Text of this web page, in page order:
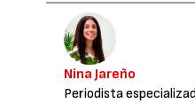
Nina Jareño
Periodista